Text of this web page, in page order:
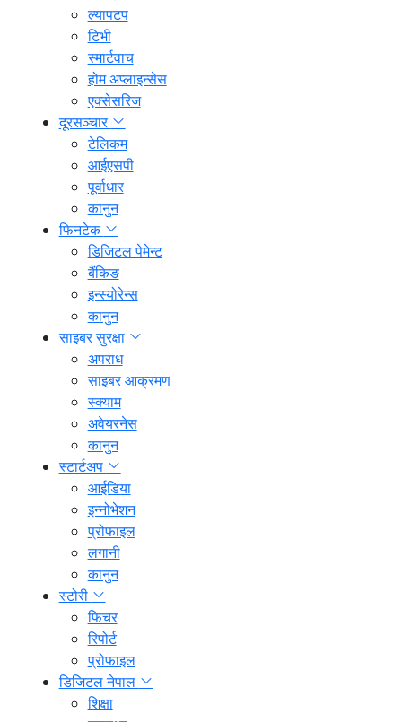
ल्यापटप
टिभी
स्मार्टवाच
होम अप्लाइन्सेस
एक्सेसरिज
दूरसञ्चार
टेलिकम
आईएसपी
पूर्वाधार
कानुन
फिनटेक
डिजिटल पेमेन्ट
बैंकिङ
इन्स्योरेन्स
कानुन
साइबर सुरक्षा
अपराध
साइबर आक्रमण
स्क्याम
अवेयरनेस
कानुन
स्टार्टअप
आईडिया
इन्नोभेशन
प्रोफाइल
लगानी
कानुन
स्टोरी
फिचर
रिपोर्ट
प्रोफाइल
डिजिटल नेपाल
शिक्षा